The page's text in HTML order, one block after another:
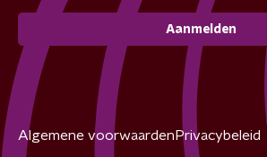
Aanmelden
Algemene voorwaarden Privacybeleid